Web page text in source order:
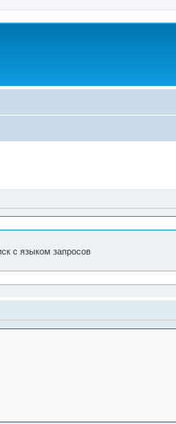
с языком запросов